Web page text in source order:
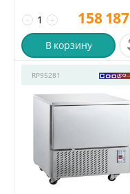
+
− 158 187
В корзину
RP95281